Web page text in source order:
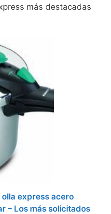
más destacadas
express acero
– Los más solicitados